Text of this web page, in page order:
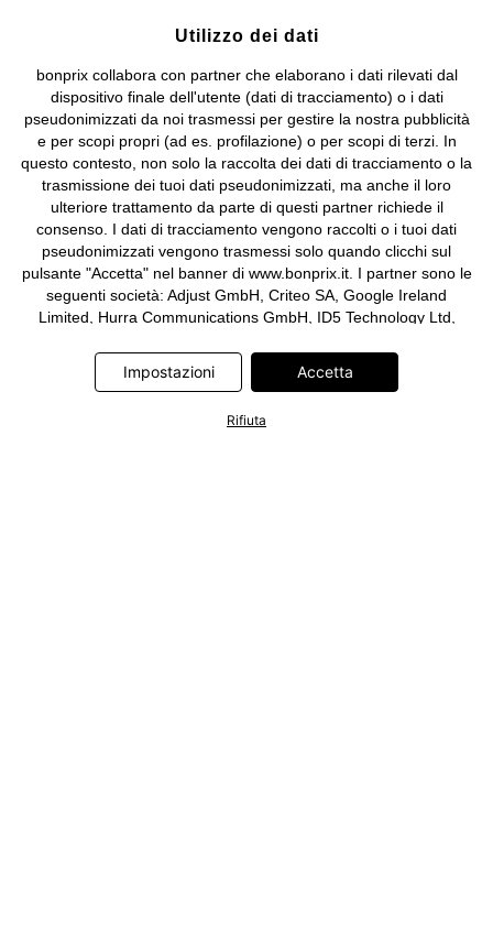
Utilizzo dei dati
bonprix collabora con partner che elaborano i dati rilevati dal
dispositivo finale dell'utente (dati di tracciamento) o i dati
pseudonimizzati da noi trasmessi per gestire la nostra pubblicità
e per scopi propri (ad es. profilazione) o per scopi di terzi. In
questo contesto, non solo la raccolta dei dati di tracciamento o la
trasmissione dei tuoi dati pseudonimizzati, ma anche il loro
ulteriore trattamento da parte di questi partner richiede il
consenso. I dati di tracciamento vengono raccolti o i tuoi dati
pseudonimizzati vengono trasmessi solo quando clicchi sul
pulsante "Accetta" nel banner di www.bonprix.it. I partner sono le
seguenti società: Adjust GmbH, Criteo SA, Google Ireland
Limited, Hurra Communications GmbH, ID5 Technology Ltd,
Limited, Pinterest Europe Limited, RTB-House GmbH, TikTok
Information Technologies UK Limited. Ulteriori informazioni sul
informativa privacy e cookie
Impostazioni Accetta
Rifiuta